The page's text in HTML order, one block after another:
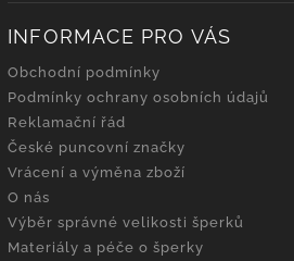
INFORMACE PRO VÁS
Obchodní podmínky
Podmínky ochrany osobních údajů
Reklamační řád
České puncovní značky
Vrácení a výměna zboží
O nás
Výběr správné velikosti šperků
Materiály a péče o šperky